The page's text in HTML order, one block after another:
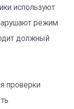
используют
режим
должный
проверки